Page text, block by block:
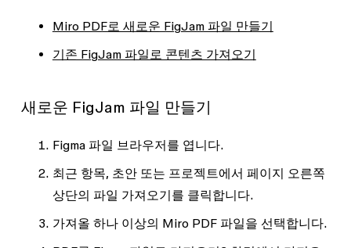
Miro PDF로 새로운 FigJam 파일 만들기
기존 FigJam 파일로 콘텐츠 가져오기
새로운 FigJam 파일 만들기
Figma 파일 브라우저를 엽니다.
최근 항목, 초안또는 프로젝트에서 페이지 오른쪽
상단의 파일 가져오기를 클릭합니다.
가져올 하나 이상의 Miro PDF 파일을 선택합니다.